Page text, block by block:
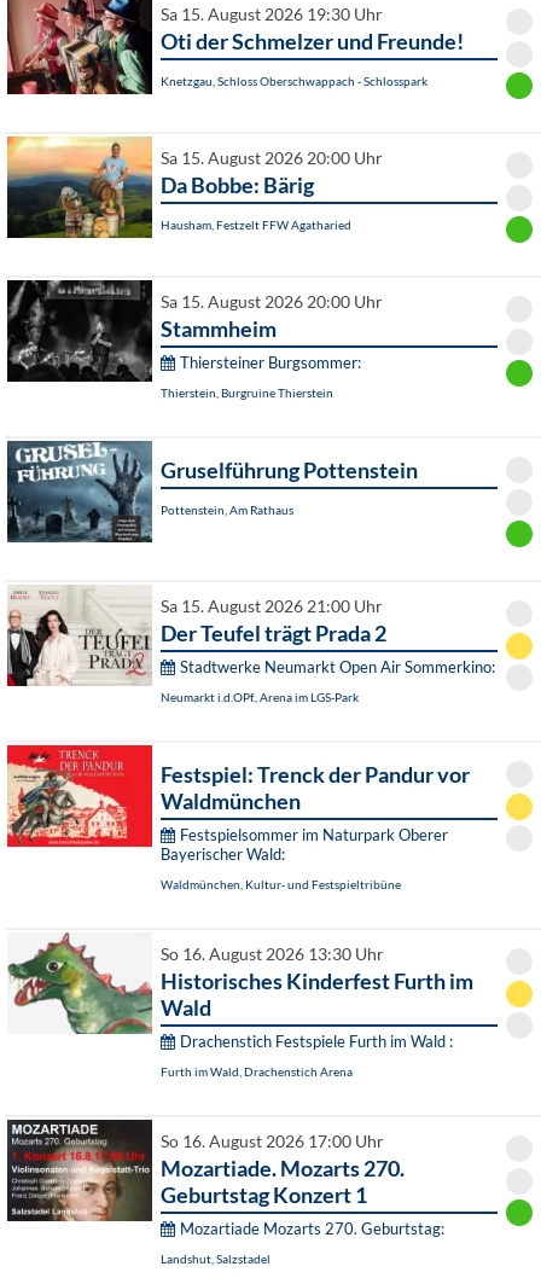
Sa 15. August 2026 19:30 Uhr
Oti der Schmelzer und Freunde!
Knetzgau, Schloss Oberschwappach - Schlosspark
Sa 15. August 2026 20:00 Uhr
Da Bobbe: Bärig
Hausham, Festzelt FFW Agatharied
Sa 15. August 2026 20:00 Uhr
Stammheim
Thiersteiner Burgsommer:
Thierstein, Burgruine Thierstein
Gruselführung Pottenstein
Pottenstein, Am Rathaus
Sa 15. August 2026 21:00 Uhr
Der Teufel trägt Prada 2
Stadtwerke Neumarkt Open Air Sommerkino:
Neumarkt i.d.OPf., Arena im LGS-Park
Festspiel: Trenck der Pandur vor
Waldmünchen
Festspielsommer im Naturpark Oberer
Bayerischer Wald:
Waldmünchen, Kultur- und Festspieltribüne
So 16. August 2026 13:30 Uhr
Historisches Kinderfest Furth im
Wald
Drachenstich Festspiele Furth im Wald :
Furth im Wald, Drachenstich Arena
So 16. August 2026 17:00 Uhr
Mozartiade. Mozarts 270.
Geburtstag Konzert 1
Mozartiade Mozarts 270. Geburtstag:
Landshut, Salzstadel